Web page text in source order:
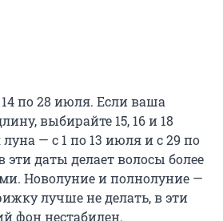
по 28 июля. Если ваша
выбирайте 15, 16 и 18
— с 1 по 13 июля и с 29 по
даты делает волосы более
Новолуние и полнолуние —
лучше не делать, в эти
фон нестабилен.